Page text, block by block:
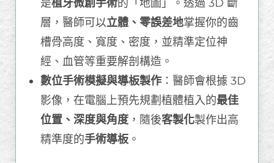
是植牙微創手術的「地圖」。透過 3D 斷
層，醫師可以立體、零誤差地掌握你的齒
槽骨高度、寬度、密度，並精準定位神
經、血管等重要解剖構造。
數位手術模擬與導板製作 ：醫師會根據 3D
影像，在電腦上預先規劃植體植入的最佳
位置、深度與角度 ，隨後客製化製作出高
精準度的手術導板 。